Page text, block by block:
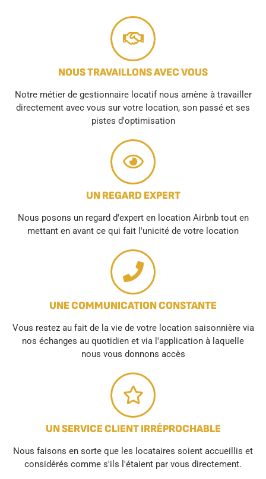
NOUS TRAVAILLONS AVEC VOUS
Notre métier de gestionnaire locatif nous amène à travailler
directement avec vous sur votre location, son passé et ses
pistes d'optimisation
UN REGARD EXPERT
Nous posons un regard d'expert en location Airbnb tout en
mettant en avant ce qui fait l'unicité de votre location
UNE COMMUNICATION CONSTANTE
Vous restez au fait de la vie de votre location saisonnière via
nos échanges au quotidien et via l'application à laquelle
nous vous donnons accès
UN SERVICE CLIENT IRRÉPROCHABLE
Nous faisons en sorte que les locataires soient accueillis et
considérés comme s'ils l'étaient par vous directement.